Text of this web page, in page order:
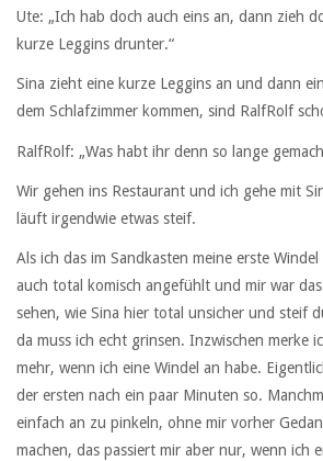
Ute: „Ich hab doch auch eins an, dann zieh
kurze Leggins drunter.“
Sina zieht eine kurze Leggins an und dann
dem Schlafzimmer kommen, sind RalfRolf
RalfRolf: „Was habt ihr denn so lange
Wir gehen ins Restaurant und ich gehe mit
läuft irgendwie etwas steif.
Als ich das im Sandkasten meine erste
auch total komisch angefühlt und mir war
sehen, wie Sina hier total unsicher und steif
da muss ich echt grinsen. Inzwischen merke
mehr, wenn ich eine Windel an habe.
der ersten nach ein paar Minuten so.
einfach an zu pinkeln, ohne mir vorher
machen, das passiert mir aber nur, wenn ich